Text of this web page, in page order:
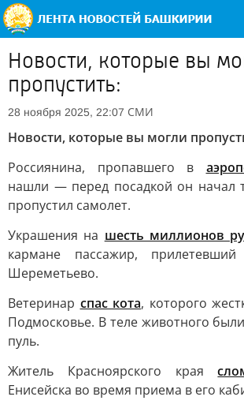
Новости, которые вы
пропустить:
28 ноября 2025, 22:07 СМИ
Новости, которые вы могли
Россиянина, пропавшего в
нашли — перед посадкой он начал
пропустил самолет.
Украшения на шесть миллионов
кармане пассажир,
Шереметьево.
Ветеринар спас кота, которого
Подмосковье. В теле животного
пуль.
Житель Красноярского края
Енисейска во время приема в его